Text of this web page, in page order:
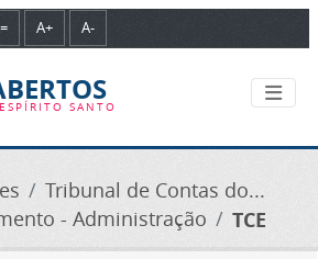
A+ A-
SANTO
Tribunal de Contas do...
- Administração
TCE